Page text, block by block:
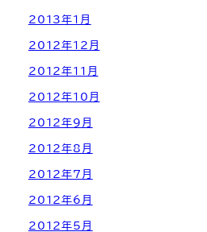
2013年1月
2012年12月
2012年11月
2012年10月
2012年9月
2012年8月
2012年7月
2012年6月
2012年5月